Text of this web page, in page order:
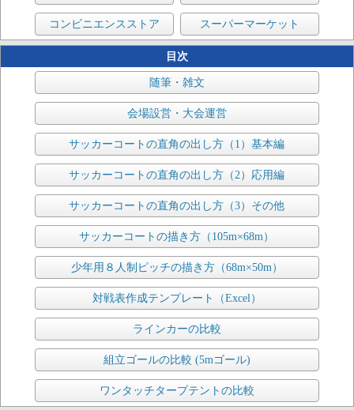
コンビニエンスストア スーパーマーケット
目次
随筆・雑文
会場設営・大会運営
サッカーコートの直角の出し方（1）基本編
サッカーコートの直角の出し方（2）応用編
サッカーコートの直角の出し方（3）その他
サッカーコートの描き方（105m×68m）
少年用８人制ピッチの描き方（68m×50m）
対戦表作成テンプレート（Excel）
ラインカーの比較
組立ゴールの比較 (5mゴール)
ワンタッチタープテントの比較